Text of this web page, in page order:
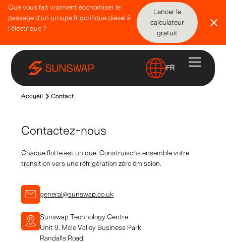
Que vous fait vraiment économiser le
passage d’un groupe frigorifique diesel à
l’électrique ?
Lancer le
calculateur
gratuit
FR
Accueil Contact
Contactez-nous
Chaque flotte est unique. Construisons ensemble votre
transition vers une réfrigération zéro émission.
general@sunswap.co.uk
Sunswap Technology Centre
Unit 9, Mole Valley Business Park
Randalls Road,